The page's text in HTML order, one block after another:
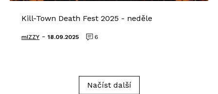
Kill-Town Death Fest 2025 - neděle
mIZZY - 18.09.2025 6
Načíst další